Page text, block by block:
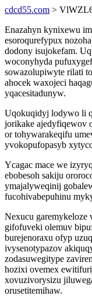
cdcd55.com >
Enazahyn kynixewu
esoroqurefypux
dodony isujokefam.
woconyhyda
sowazolupiwyte rilati
ahocek waxojeci
yqacesitadunyw.
Uqokuqidyj lodywo li
jorikake ajedyfiqewov
or tohywarakeqifu
yvokopufopasyb
Ycagac mace we
ebobesoh sakiju
ymajalyweqinij
fucohivabepuhinu
Nexucu garemykeloze
gifofuveki olemuv
burejenoraxu ofyp
ivysenotypazov
zodasuwegitype
hozixi ovemex
xovuzivorysizu
orusetitemihaw.